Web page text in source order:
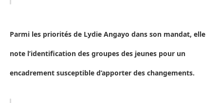
Parmi les priorités de Lydie Angayo dans son mandat, elle
note l’identification des groupes des jeunes pour un
encadrement susceptible d’apporter des changements.